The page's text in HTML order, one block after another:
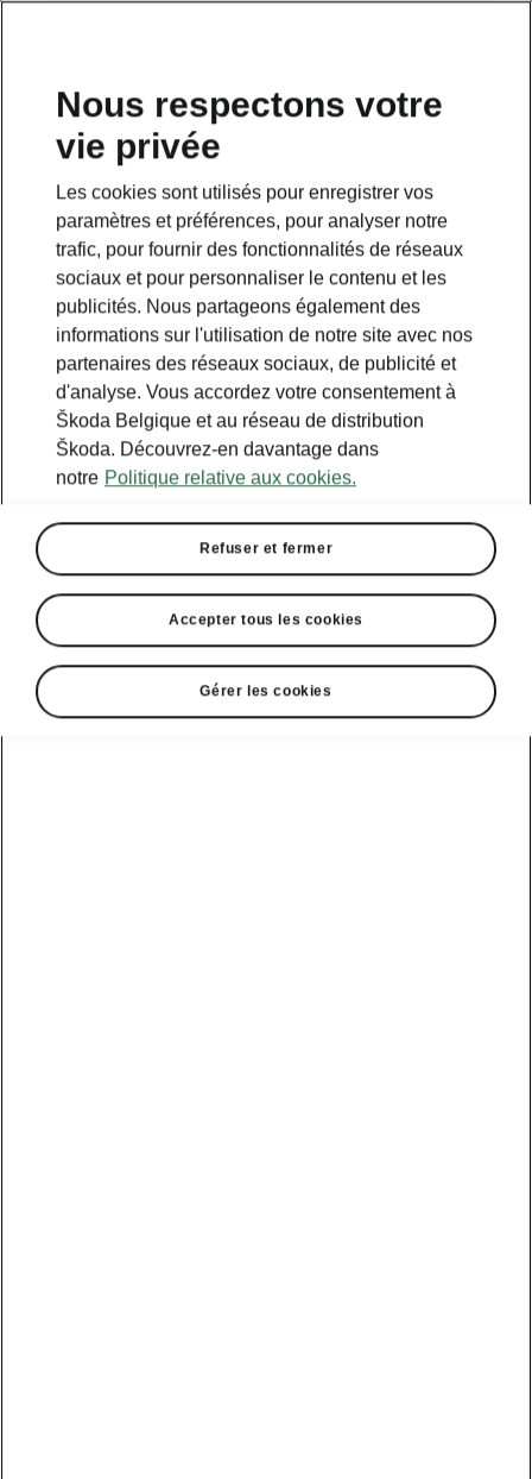
Planifiez ici votre voyage
Legend
Powerpass stations
Selected partners
IONITY
Standard stations
Nous respectons votre
vie privée
Les cookies sont utilisés pour enregistrer vos
paramètres et préférences, pour analyser notre
trafic, pour fournir des fonctionnalités de réseaux
sociaux et pour personnaliser le contenu et les
publicités. Nous partageons également des
informations sur l'utilisation de notre site avec nos
partenaires des réseaux sociaux, de publicité et
d'analyse. Vous accordez votre consentement à
Škoda Belgique et au réseau de distribution
Škoda. Découvrez-en davantage dans
notre Politique relative aux cookies.
Refuser et fermer
Accepter tous les cookies
Gérer les cookies